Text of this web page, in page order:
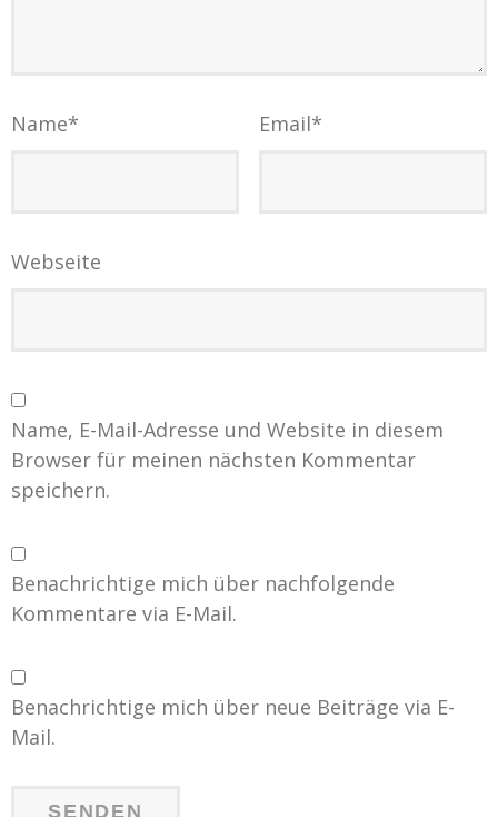
Name* Email*
Webseite
Name, E-Mail-Adresse und Website in diesem
Browser für meinen nächsten Kommentar
speichern.
Benachrichtige mich über nachfolgende
Kommentare via E-Mail.
Benachrichtige mich über neue Beiträge via E-
Mail.